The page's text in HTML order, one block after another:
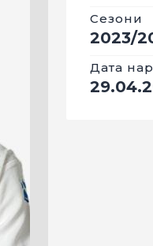
Сезони
2023/
Дата